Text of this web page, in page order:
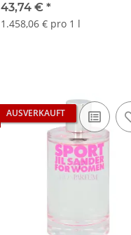
43,74 € *
1.458,06 € pro 1 l
AUSVERKAUFT